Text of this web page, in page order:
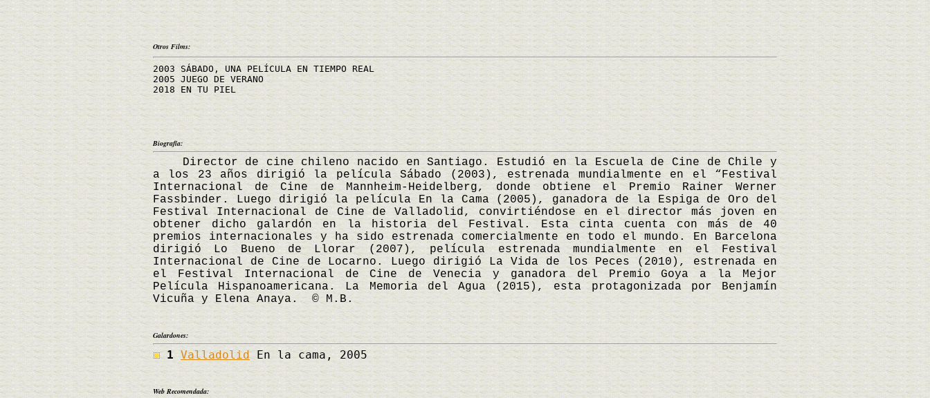
Otros Films:
2003 SÁBADO, UNA PELÍCULA EN TIEMPO REAL
2005 JUEGO DE VERANO
2018 EN TU PIEL
Biografía:
Director de cine chileno nacido en Santiago. Estudió en la Escuela de Cine de Chile y
a los 23 años dirigió la película Sábado (2003), estrenada mundialmente en el “Festival
Internacional de Cine de Mannheim-Heidelberg, donde obtiene el Premio Rainer Werner
Fassbinder. Luego dirigió la película En la Cama (2005), ganadora de la Espiga de Oro del
Festival Internacional de Cine de Valladolid, convirtiéndose en el director más joven en
obtener dicho galardón en la historia del Festival. Esta cinta cuenta con más de 40
premios internacionales y ha sido estrenada comercialmente en todo el mundo. En Barcelona
dirigió Lo Bueno de Llorar (2007), película estrenada mundialmente en el Festival
Internacional de Cine de Locarno. Luego dirigió La Vida de los Peces (2010), estrenada en
el Festival Internacional de Cine de Venecia y ganadora del Premio Goya a la Mejor
Película Hispanoamericana. La Memoria del Agua (2015), esta protagonizada por Benjamín
Vicuña y Elena Anaya. © M.B.
Galardones:
1 ValladolidEn la cama, 2005
Web Recomendada: